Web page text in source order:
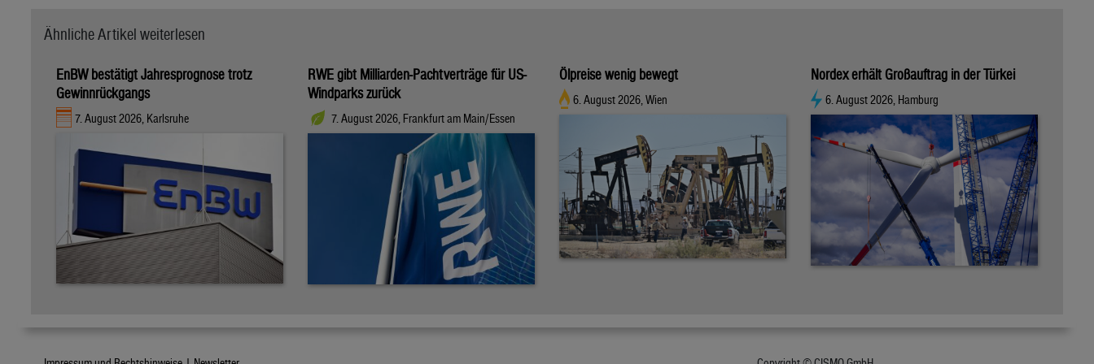
Ähnliche Artikel weiterlesen
EnBW bestätigt Jahresprognose trotz
Gewinnrückgangs
7. August 2026, Karlsruhe
RWE gibt Milliarden-Pachtverträge für US-
Windparks zurück
7. August 2026, Frankfurt am Main/Essen
Ölpreise wenig bewegt
6. August 2026, Wien
Nordex erhält Großauftrag in der Türkei
6. August 2026, Hamburg